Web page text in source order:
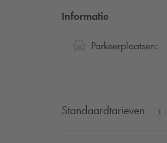
Informatie
Parkeerplaatsen:
Standaardtarieven